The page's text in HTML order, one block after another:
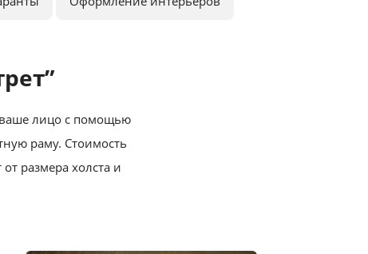
лицо с помощью
раму. Стоимость
размера холста и